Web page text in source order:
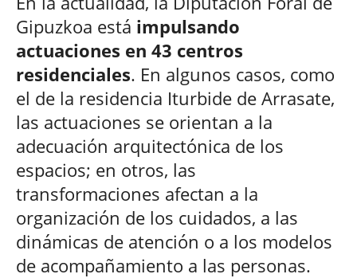
Gipuzkoa está impulsando
actuaciones en 43 centros
residenciales. En algunos casos, como
el de la residencia Iturbide de Arrasate,
las actuaciones se orientan a la
adecuación arquitectónica de los
espacios; en otros, las
transformaciones afectan a la
organización de los cuidados, a las
dinámicas de atención o a los modelos
de acompañamiento a las personas.